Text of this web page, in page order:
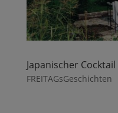
Japanischer
FREITAGsGeschichten